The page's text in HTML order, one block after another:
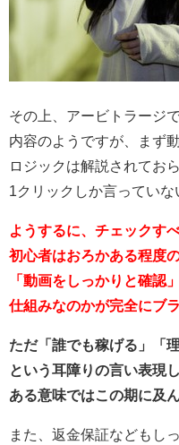
その上、アービトラージ
内容のようですが、まず
ロジックは解説されてお
1クリックしか言っていな
ようするに、チェックす
初心者はおろかある程度
「動画をしっかりと確認
仕組みなのかが完全にブ
ただ「誰でも稼げる」「
という耳障りの言い表現
ある意味ではこの期に及
また、返金保証などもし